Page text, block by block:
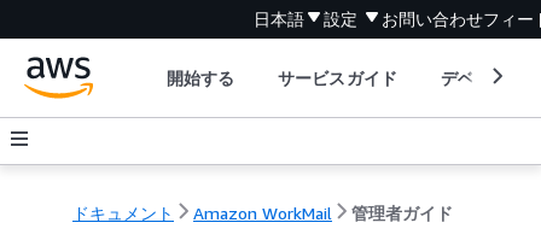
日本語 設定 お問い合わせフィー
開始する サービスガイド デベロッパ
ドキュメント Amazon WorkMail 管理者ガイド